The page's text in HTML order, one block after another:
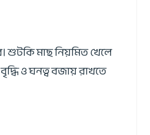
শুটকি মাছ নিয়মিত খেলে
ও ঘনত্ব বজায় রাখতে